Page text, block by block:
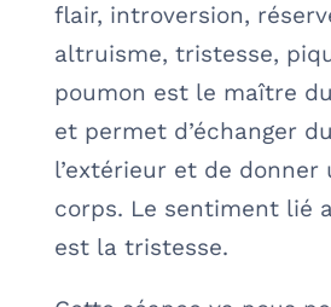
flair, introversion,
altruisme, tristesse,
poumon est le maître
et permet d’échanger
l’extérieur et de donner
corps. Le sentiment lié
est la tristesse.